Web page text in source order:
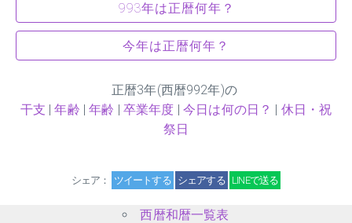
993年は正暦何年？
今年は正暦何年？
正暦3年(西暦992年)の
干支 |年齢 |年齢 |卒業年度 |今日は何の日？ | 休日・祝
祭日
シェア： ツイートする シェアする LINEで送る
西暦和暦一覧表